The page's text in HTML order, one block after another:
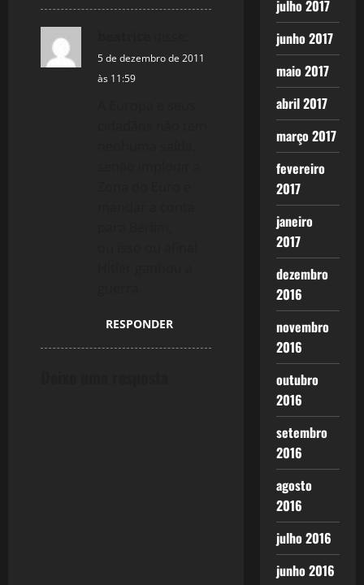
5 de dezembro de 2011
às 11:59
RESPONDER
julho 2017
junho 2017
maio 2017
abril 2017
março 2017
fevereiro
2017
janeiro
2017
dezembro
2016
novembro
2016
outubro
2016
setembro
2016
agosto
2016
julho 2016
junho 2016